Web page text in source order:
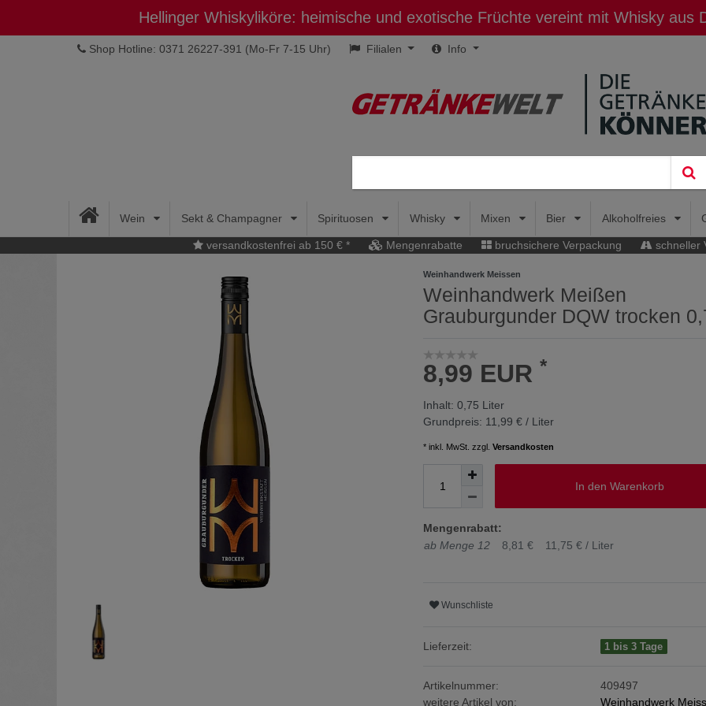
Hellinger Whiskyliköre: heimische und exotische Früchte vereint mit Whisky aus
Shop Hotline: 0371 26227-391 (Mo-Fr 7-15 Uhr) Filialen Info
Wein Sekt & Champagner Spirituosen Whisky Mixen Bier Alkoholfreies
versandkostenfrei ab 150 € * Mengenrabatte bruchsichere Verpackung schneller
Weinhandwerk Meissen
Weinhandwerk Meißen
Grauburgunder DQW trocken
8,99 EUR *
Inhalt: 0,75 Liter
Grundpreis: 11,99 € / Liter
* inkl. MwSt. zzgl. Versandkosten
In den Warenkorb
Mengenrabatt:
ab Menge 12
8,81 € 11,75 € / Liter
Wunschliste
Lieferzeit: 1 bis 3 Tage
Artikelnummer:
409497
weitere Artikel von:
Weinhandwerk